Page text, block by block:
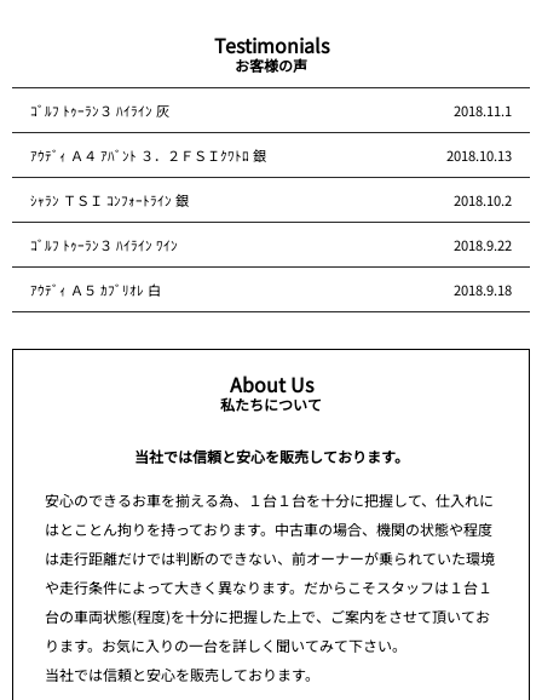
Testimonials
お客様の声
ｺﾞﾙﾌ ﾄｩｰﾗﾝ３ ﾊｲﾗｲﾝ 灰 2018.11.1
ｱｳﾃﾞｨ Ａ４ ｱﾊﾞﾝﾄ ３．２ＦＳＩｸﾜﾄﾛ 銀 2018.10.13
ｼｬﾗﾝ ＴＳＩ ｺﾝﾌｫｰﾄﾗｲﾝ 銀 2018.10.2
ｺﾞﾙﾌ ﾄｩｰﾗﾝ３ ﾊｲﾗｲﾝ ﾜｲﾝ 2018.9.22
ｱｳﾃﾞｨ Ａ５ ｶﾌﾞﾘｵﾚ 白 2018.9.18
About Us
私たちについて
当社では信頼と安心を販売しております。
安心のできるお車を揃える為、１台１台を十分に把握して、仕入れに
はとことん拘りを持っております。中古車の場合、機関の状態や程度
は走行距離だけでは判断のできない、前オーナーが乗られていた環境
や走行条件によって大きく異なります。だからこそスタッフは１台１
台の車両状態(程度)を十分に把握した上で、ご案内をさせて頂いてお
ります。お気に入りの一台を詳しく聞いてみて下さい。
当社では信頼と安心を販売しております。